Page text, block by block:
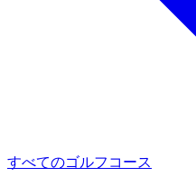
すべてのゴルフコース